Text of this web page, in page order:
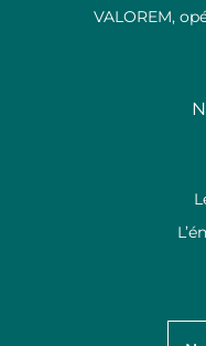
VALOREM,